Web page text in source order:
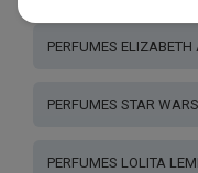
PERFUMES
PERFUMES STAR
PERFUMES LOLITA